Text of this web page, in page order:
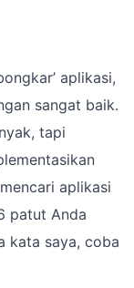
aplikasi,
sangat baik.
tapi
aplikasi
patut Anda
kata saya, coba